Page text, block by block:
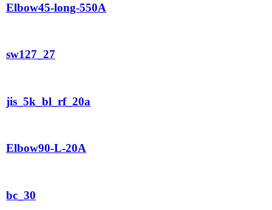
Elbow45-long-550A
sw127_27
jis_5k_bl_rf_20a
Elbow90-L-20A
bc_30